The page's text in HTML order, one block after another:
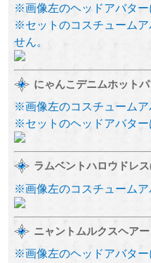
※画像左のヘッドアバター
※セットのコスチュームア
せん。
にゃんこデニムホットパ
※画像左のコスチュームア
※セットのヘッドアバター
ラムベントハロウドレ
※画像左のコスチュームア
ニャントムルクスヘアー
※画像左のヘッドアバター